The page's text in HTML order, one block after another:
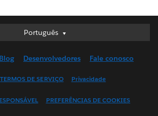
Português
Português
English (UK)
Français (Canada)
Blog Desenvolvedores Fale conosco
TERMOS DE SERVIÇO Privacidade
PREFERÊNCIAS DE COOKIES